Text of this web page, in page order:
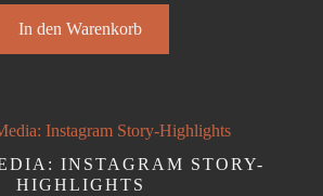
In den Warenkorb
INSTAGRAM STORY-
HIGHLIGHTS